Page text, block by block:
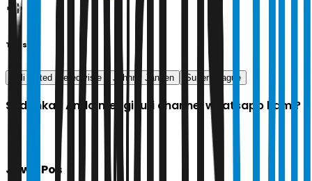
Tags
bali united eredivisie Johnny Jansen Super League
Sudahkah Anda mengikuti channel whatsapp kami?
Jawa Pos